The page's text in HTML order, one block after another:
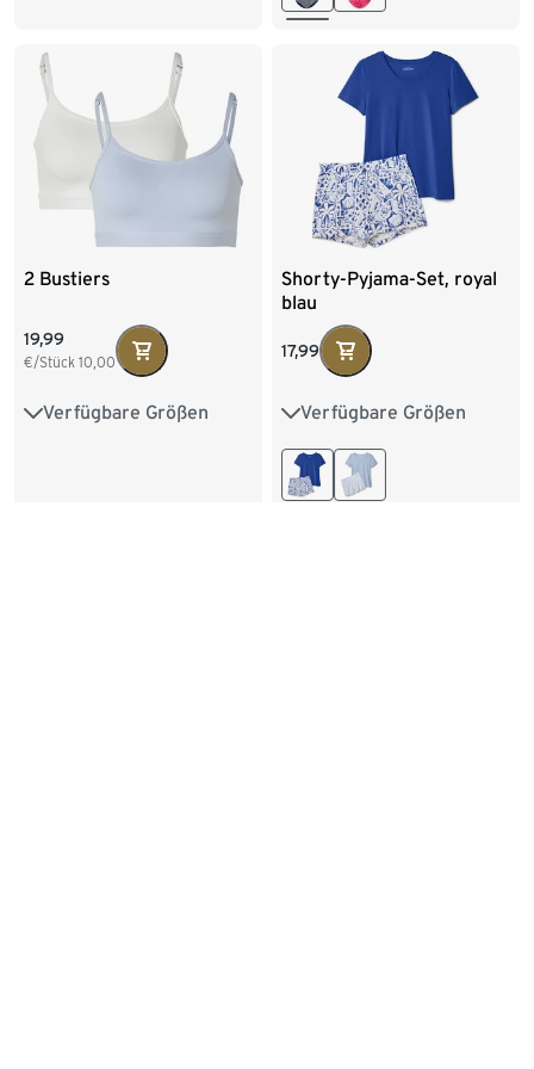
2 Bustiers
19,99
€/Stück 10,00
Verfügbare Größen
S 36/38 M 40/42
Shorty-Pyjama-Set, royal
blau
17,99
Verfügbare Größen
XS 32/34 S 36/38
M 40/42